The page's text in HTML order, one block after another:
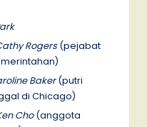
Rogers(pejabat
Baker(putri
di Chicago)
Cho(anggota